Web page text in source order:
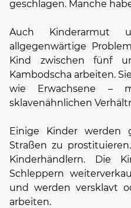
geschlagen. Manche
Auch Kinderarmut
allgegenwärtige
Kind zwischen fünf
Kambodscha arbeiten.
wie Erwachsene –
sklavenähnlichen
Einige Kinder werden
Straßen zu
Kinderhändlern. Die
Schleppern
und werden versklavt
arbeiten.